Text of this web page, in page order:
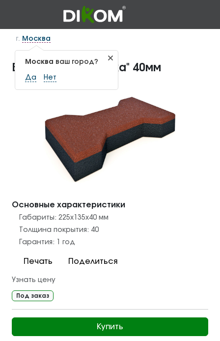
г. Москва
Москва ваш город?
Да Нет
Брусчатка "Катушка" 40мм
Основные характеристики
Габариты: 225x135x40 мм
Толщина покрытия: 40
Гарантия:
1 год
Печать Поделиться
Узнать цену
Под заказ
Купить